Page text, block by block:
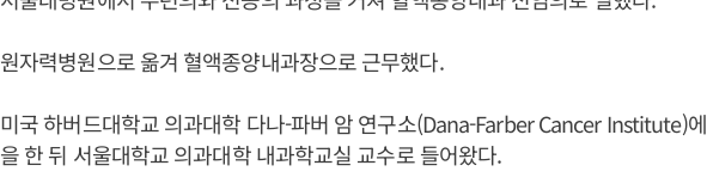
원자력병원으로 옮겨 혈액종양내과장으로 근무했다.
미국 하버드대학교 의과대학 다나-파버 암 연구소(Dana-Farber Cancer Institute)
을 한 뒤 서울대학교 의과대학 내과학교실 교수로 들어왔다.